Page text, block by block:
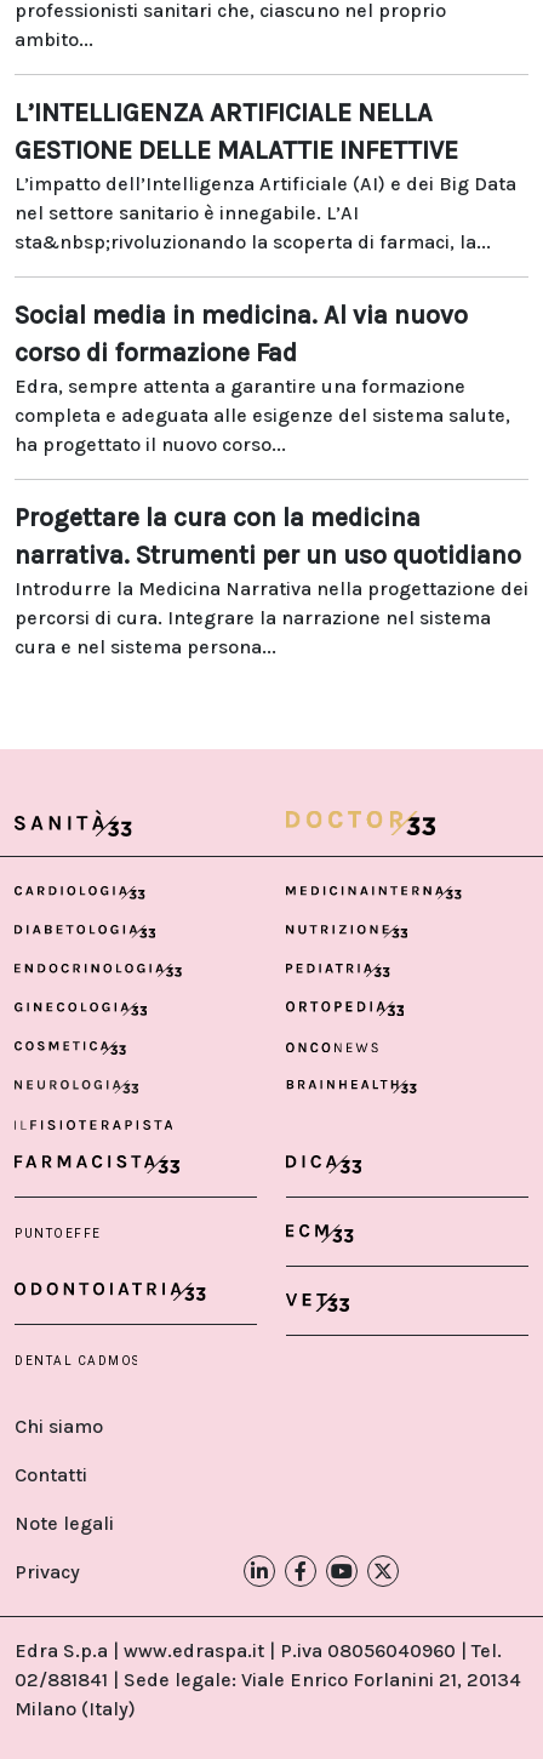
professionisti sanitari che, ciascuno nel proprio
ambito...
L’INTELLIGENZA ARTIFICIALE NELLA
GESTIONE DELLE MALATTIE INFETTIVE
L’impatto dell’Intelligenza Artificiale (AI) e dei Big Data
nel settore sanitario è innegabile. L’AI
sta&nbsp;rivoluzionando la scoperta di farmaci, la...
Social media in medicina. Al via nuovo
corso di formazione Fad
Edra, sempre attenta a garantire una formazione
completa e adeguata alle esigenze del sistema salute,
ha progettato il nuovo corso...
Progettare la cura con la medicina
narrativa. Strumenti per un uso quotidiano
Introdurre la Medicina Narrativa nella progettazione dei
percorsi di cura. Integrare la narrazione nel sistema
cura e nel sistema persona...
Chi siamo
Contatti
Note legali
Privacy
Edra S.p.a | www.edraspa.it | P.iva 08056040960 | Tel.
02/881841 | Sede legale: Viale Enrico Forlanini 21, 20134
Milano (Italy)